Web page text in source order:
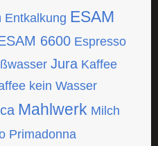
Entkalkung ESAM
6600 Espresso
Jura Kaffee
kein Wasser
Mahlwerk Milch
Primadonna